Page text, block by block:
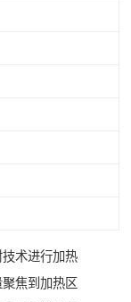
术进行加热
焦到加热区